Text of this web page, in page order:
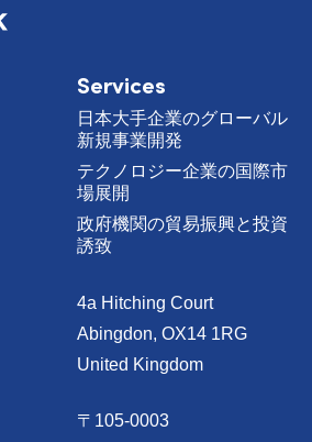
Services
日本大手企業のグローバル
新規事業開発
テクノロジー企業の国際市
場展開
政府機関の貿易振興と投資
誘致
4a Hitching Court
Abingdon, OX14 1RG
United Kingdom
〒105-0003